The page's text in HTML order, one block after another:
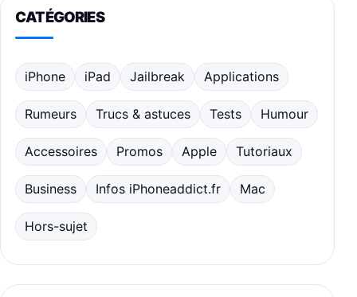
CATÉGORIES
iPhone iPad Jailbreak Applications
Rumeurs Trucs & astuces Tests Humour
Accessoires Promos Apple Tutoriaux
Business Infos iPhoneaddict.fr Mac
Hors-sujet